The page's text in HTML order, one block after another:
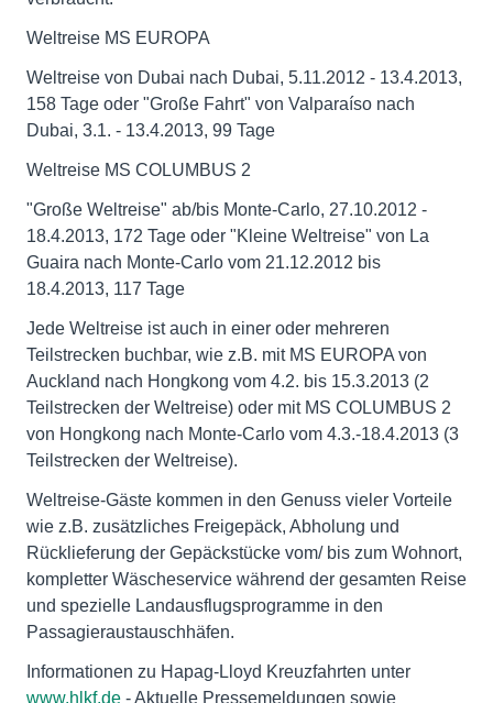
Weltreise MS EUROPA
Weltreise von Dubai nach Dubai, 5.11.2012 - 13.4.2013,
158 Tage oder "Große Fahrt" von Valparaíso nach
Dubai, 3.1. - 13.4.2013, 99 Tage
Weltreise MS COLUMBUS 2
"Große Weltreise" ab/bis Monte-Carlo, 27.10.2012 -
18.4.2013, 172 Tage oder "Kleine Weltreise" von La
Guaira nach Monte-Carlo vom 21.12.2012 bis
18.4.2013, 117 Tage
Jede Weltreise ist auch in einer oder mehreren
Teilstrecken buchbar, wie z.B. mit MS EUROPA von
Auckland nach Hongkong vom 4.2. bis 15.3.2013 (2
Teilstrecken der Weltreise) oder mit MS COLUMBUS 2
von Hongkong nach Monte-Carlo vom 4.3.-18.4.2013 (3
Teilstrecken der Weltreise).
Weltreise-Gäste kommen in den Genuss vieler Vorteile
wie z.B. zusätzliches Freigepäck, Abholung und
Rücklieferung der Gepäckstücke vom/ bis zum Wohnort,
kompletter Wäscheservice während der gesamten Reise
und spezielle Landausflugsprogramme in den
Passagieraustauschhäfen.
Informationen zu Hapag-Lloyd Kreuzfahrten unter
www.hlkf.de - Aktuelle Pressemeldungen sowie